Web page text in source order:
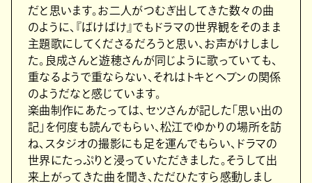
だと思います。お二人がつむぎ出してきた数々の曲
のように、『ばけばけ』でもドラマの世界観をそのまま
主題歌にしてくださるだろうと思い、お声がけしまし
た。良成さんと遊穂さんが同じように歌っていても、
重なるようで重ならない、それはトキとヘブンの関係
のようだなと感じています。
楽曲制作にあたっては、セツさんが記した「思い出の
記」を何度も読んでもらい、松江でゆかりの場所を訪
ね、スタジオの撮影にも足を運んでもらい、ドラマの
世界にたっぷりと浸っていただきました。そうして出
来上がってきた曲を聞き、ただひたすら感動しまし